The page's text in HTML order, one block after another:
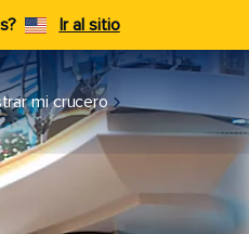
Ir al sitio
mi crucero